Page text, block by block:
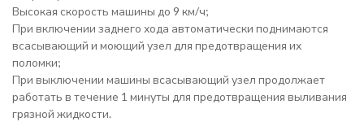
Высокая скорость машины до 9 км/ч;
При включении заднего хода автоматически поднимаются
всасывающий и моющий узел для предотвращения их
поломки;
При выключении машины всасывающий узел продолжает
работать в течение 1 минуты для предотвращения выливания
грязной жидкости.